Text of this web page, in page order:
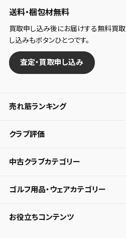
送料・梱包材無料
買取申し込み後にお届けする無料買
し込みもボタンひとつです。
査定・買取申し込み
売れ筋ランキング
クラブ評価
中古クラブカテゴリー
ゴルフ用品・ウェアカテゴリー
お役立ちコンテンツ